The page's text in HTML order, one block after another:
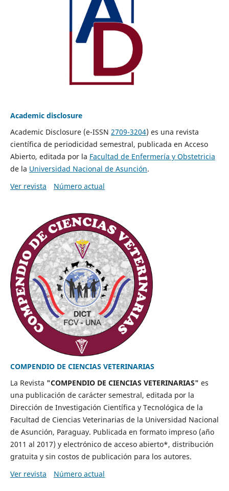
Academic disclosure
Academic Disclosure (e-ISSN 2709-3204) es una revista
científica de periodicidad semestral, publicada en Acceso
Abierto, editada por la Facultad de Enfermería y Obstetricia
de la Universidad Nacional de Asunción.
Ver revista
Número actual
COMPENDIO DE CIENCIAS VETERINARIAS
La Revista "COMPENDIO DE CIENCIAS VETERINARIAS" es
una publicación de carácter semestral, editada por la
Dirección de Investigación Científica y Tecnológica de la
Facultad de Ciencias Veterinarias de la Universidad Nacional
de Asunción, Paraguay. Publicada en formato impreso (año
2011 al 2017) y electrónico de acceso abierto*, distribución
gratuita y sin costos de publicación para los autores.
Ver revista
Número actual